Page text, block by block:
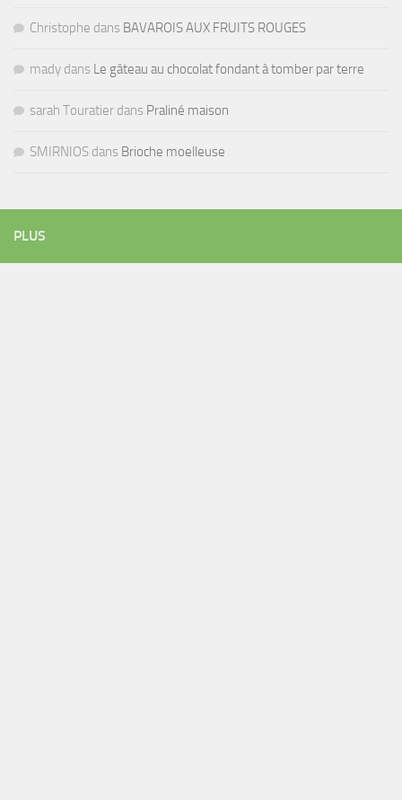
Christophe dans BAVAROIS AUX FRUITS ROUGES
mady dans Le gâteau au chocolat fondant à tomber par terre
sarah Touratier dans Praliné maison
SMIRNIOS dans Brioche moelleuse
PLUS